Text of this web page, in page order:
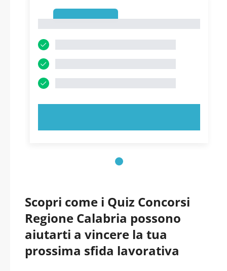
Scopri come i Quiz Concorsi
Regione Calabria possono
aiutarti a vincere la tua
prossima sfida lavorativa